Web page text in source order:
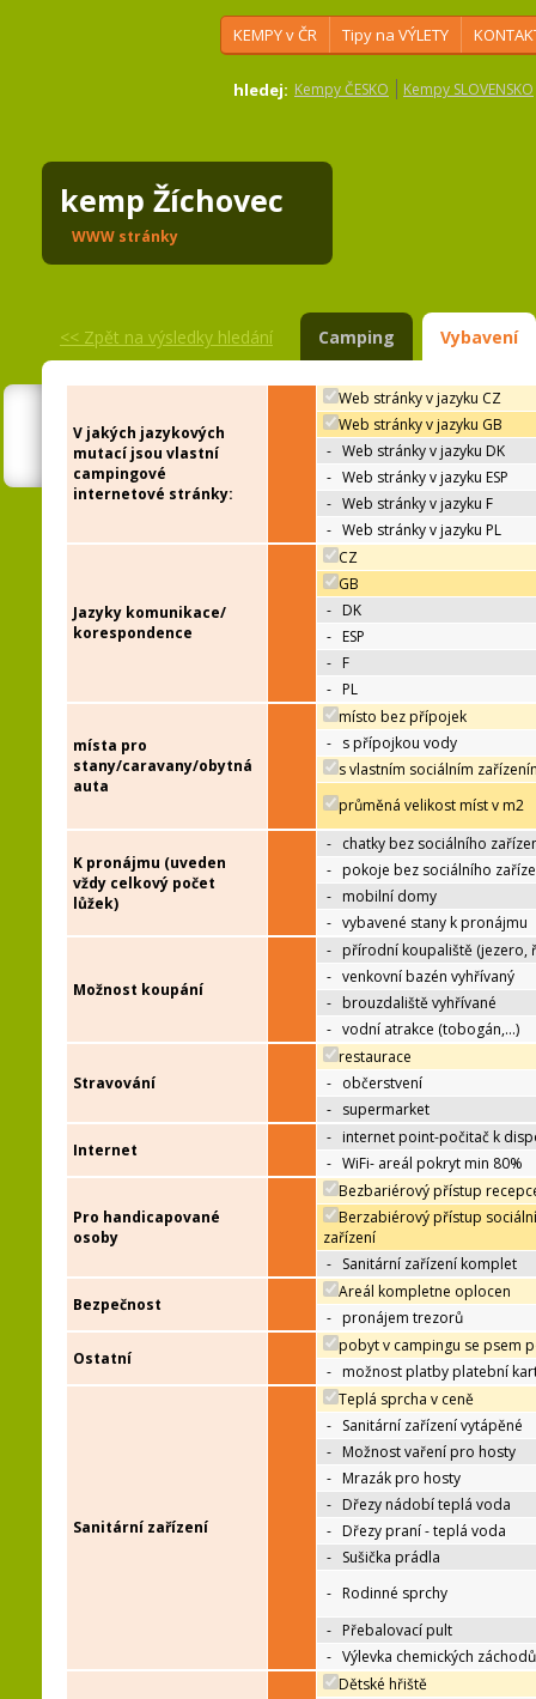
KEMPY v ČR Tipy na VÝLETY
hledej: Kempy ČESKO Kempy SLOVENSKO
kemp Žíchovec
WWW stránky
<< Zpět na výsledky hledání Camping Vybavení
V jakých jazykových
mutací jsou vlastní
campingové
internetové stránky:
Web stránky v jazyku CZ
Web stránky v jazyku GB
- Web stránky v jazyku DK
- Web stránky v jazyku ESP
- Web stránky v jazyku F
- Web stránky v jazyku PL
Jazyky komunikace/
korespondence
CZ
GB
- DK
- ESP
- F
- PL
místa pro
stany/caravany/obytná
auta
místo bez přípojek
- s přípojkou vody
s vlastním sociálním
průměná velikost míst v m2
K pronájmu (uveden
vždy celkový počet
lůžek)
- chatky bez sociálního
- pokoje bez sociálního
- mobilní domy
- vybavené stany k pronájmu
Možnost koupání
- přírodní koupaliště (jezero,
- venkovní bazén vyhřívaný
- brouzdaliště vyhřívané
- vodní atrakce (tobogán,…)
Stravování
restaurace
- občerstvení
- supermarket
Internet
- internet point-počitač k
- WiFi- areál pokryt min 80%
Pro handicapované
osoby
Bezbariérový přístup
Berzabiérový přístup sociální
zařízení
- Sanitární zařízení komplet
Bezpečnost
Areál kompletne oplocen
- pronájem trezorů
Ostatní
pobyt v campingu se psem
- možnost platby platební
Sanitární zařízení
Teplá sprcha v ceně
- Sanitární zařízení vytápěné
- Možnost vaření pro hosty
- Mrazák pro hosty
- Dřezy nádobí teplá voda
- Dřezy praní - teplá voda
- Sušička prádla
- Rodinné sprchy
- Přebalovací pult
- Výlevka chemických záchodů
Dětské hřiště